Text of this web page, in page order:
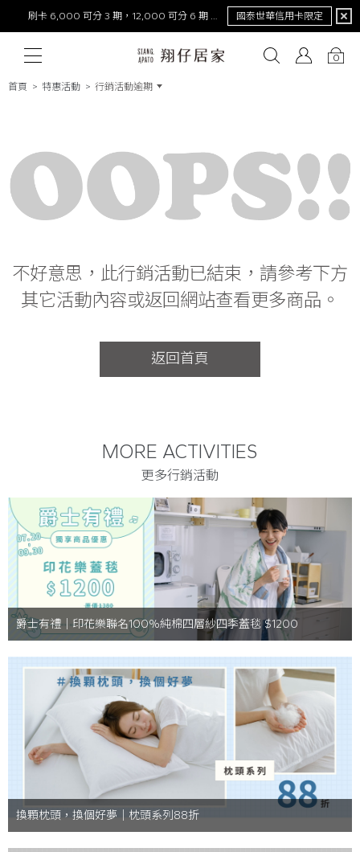
刷卡 6,000 可分 3 期，12,000 可分 6 期 0 利率 國泰世華信用卡限定
0
首頁 特惠活動 行銷活動逾期
不好意思，此行銷活動已結束，請參考下方
其它活動內容或返回網站查看更多商品。
返回首頁
MORE ACTIVITIES
更多行銷活動
爵士有禮｜印花樂聯名100%純棉四層紗四季蓋毯 $1200
換顆枕頭，換個好夢｜枕頭系列88折